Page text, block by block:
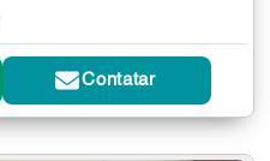
Contatar